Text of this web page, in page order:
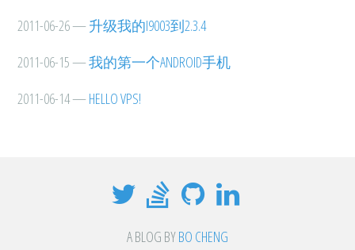
2011-06-26—升级我的I9003到2.3.4
2011-06-15—我的第一个ANDROID手机
2011-06-14—HELLO VPS!
A BLOG BYBO CHENG